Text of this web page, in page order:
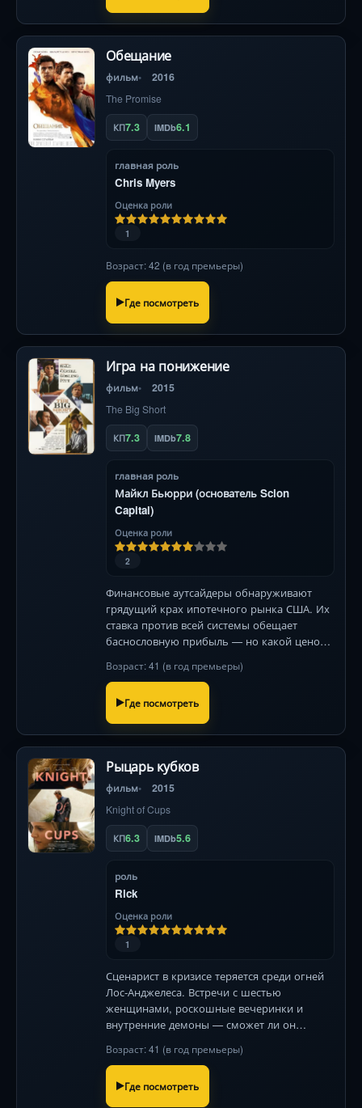
Обещание
фильм 2016
The Promise
КП7.3 IMDb6.1
главная роль
Chris Myers
Оценка роли
1
Возраст: 42 (в год премьеры)
Где посмотреть
Игра на понижение
фильм 2015
The Big Short
КП7.3 IMDb7.8
главная роль
Майкл Бьюрри (основатель Scion
Capital)
Оценка роли
2
Финансовые аутсайдеры обнаруживают
грядущий крах ипотечного рынка США. Их
ставка против всей системы обещает
баснословную прибыль — но какой ценой?
Кареллом и Гослингом.
Возраст: 41 (в год премьеры)
Где посмотреть
Рыцарь кубков
фильм 2015
Knight of Cups
КП6.3 IMDb5.6
роль
Rick
Оценка роли
1
Сценарист в кризисе теряется среди огней
Лос-Анджелеса. Встречи с шестью
женщинами, роскошные вечеринки и
внутренние демоны — сможет ли он
поэзия Терренса Малика.
Возраст: 41 (в год премьеры)
Где посмотреть